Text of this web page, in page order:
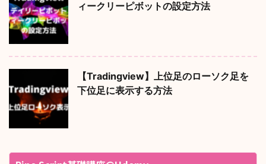
ィークリーピボットの設定方法
【Tradingview】上位足のローソク足を
下位足に表示する方法